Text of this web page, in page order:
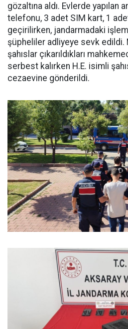
gözaltına aldı. Evlerde yapılan
telefonu, 3 adet SIM kart, 1
geçirilirken, jandarmadaki
şüpheliler adliyeye sevk edildi.
şahıslar çıkarıldıkları
serbest kalırken H.E. isimli
cezaevine gönderildi.